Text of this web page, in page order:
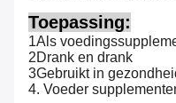
Toepassing:
1Als
2Drank en drank
3Gebruikt in
4. Voeder